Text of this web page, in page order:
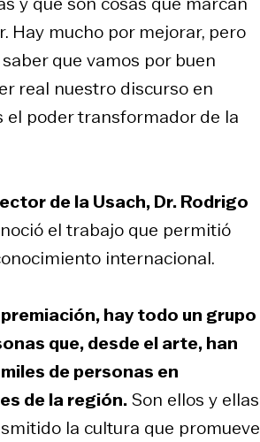
Hay mucho por mejorar, pero
que vamos por buen
real nuestro discurso en
el poder transformador de la
de la Usach, Dr. Rodrigo
el trabajo que permitió
internacional.
hay todo un grupo
que, desde el arte, han
de personas en
de la región.Son ellos y ellas
la cultura que promueve